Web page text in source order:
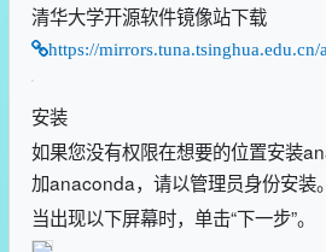
清华大学开源软件镜像站下载
https://mirrors.tuna.tsinghua.edu.cn/
安装
如果您没有权限在想要的位置安装
加anaconda，请以管理员身份安装。
当出现以下屏幕时，单击“下一步”。